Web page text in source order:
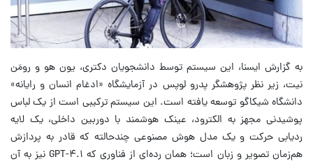
به گزارش ایسنا، این سیستم توسط دانشجویان دکتری، یون هو و رومَن
نیت، زیر نظر پژوهشگر پدرو لوپس در آزمایشگاه «ادغام انسان و رایانه»
دانشگاه شیکاگو توسعه یافته است. این سیستم ترکیبی است از یک لباس
پوشیدنی مجهز به الکترود، عینک هوشمند با دوربین داخلی، یک لایه
ردیابی حرکت و یک مدل هوش مصنوعی چندحالته که قادر به پردازش
هم‌زمان تصویر و زبان است؛ همان رده‌ای از فناوری که GPT-۴.۱ نیز به آن